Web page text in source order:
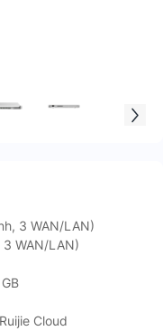
3 WAN/LAN)
WAN/LAN)
Cloud